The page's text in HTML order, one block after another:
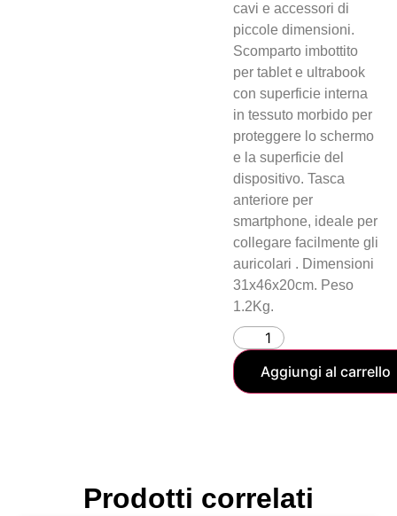
cavi e accessori di
piccole dimensioni.
Scomparto imbottito
per tablet e ultrabook
con superficie interna
in tessuto morbido per
proteggere lo schermo
e la superficie del
dispositivo. Tasca
anteriore per
smartphone, ideale per
collegare facilmente gli
auricolari . Dimensioni
31x46x20cm. Peso
1.2Kg.
Aggiungi al carrello
Prodotti correlati